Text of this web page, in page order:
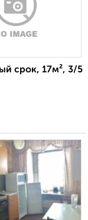
срок, 17м², 3/5